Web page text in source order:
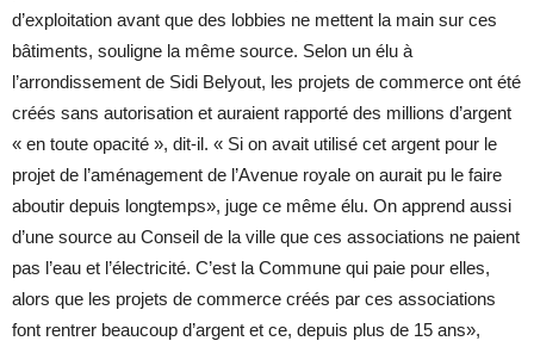
d’exploitation avant que des lobbies ne mettent la main sur ces
bâtiments, souligne la même source. Selon un élu à
l’arrondissement de Sidi Belyout, les projets de commerce ont été
créés sans autorisation et auraient rapporté des millions d’argent
« en toute opacité », dit-il. « Si on avait utilisé cet argent pour le
projet de l’aménagement de l’Avenue royale on aurait pu le faire
aboutir depuis longtemps», juge ce même élu. On apprend aussi
d’une source au Conseil de la ville que ces associations ne paient
pas l’eau et l’électricité. C’est la Commune qui paie pour elles,
alors que les projets de commerce créés par ces associations
font rentrer beaucoup d’argent et ce, depuis plus de 15 ans»,